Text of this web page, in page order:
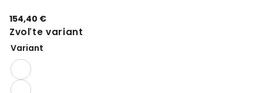
154,40 €
Zvoľte variant
Variant